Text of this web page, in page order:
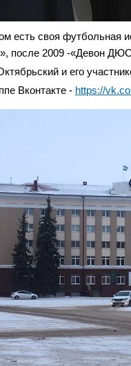
есть своя футбольная
после 2009 -«Девон
и его
Вконтакте - https://